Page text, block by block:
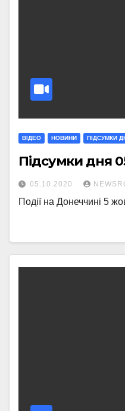
ВІДЕО НОВИНИ ПІДСУМКИ
Підсумки дня
05.10.2020
Події на Донеччині 5